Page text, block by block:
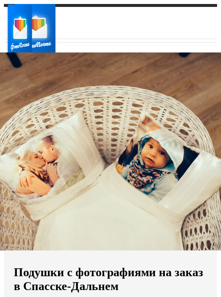
Ваш город:
Ваш регион доставки
Выберите из списка:
Мы доставляем по всему миру
Продолжить без города
Подушки с фотографиями на заказ
в Спасске-Дальнем